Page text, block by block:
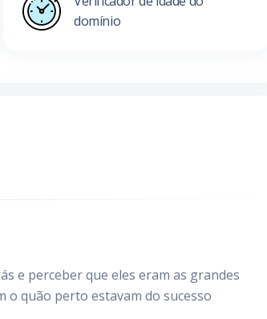
domínio
e perceber que eles eram as grandes
o quão perto estavam do sucesso